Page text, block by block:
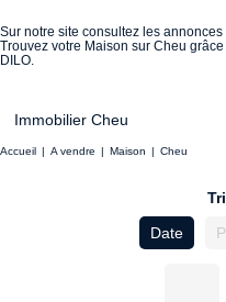
Sur notre site consultez les
Trouvez votre Maison sur Cheu
DILO.
Immobilier Cheu
Accueil A vendre Maison Cheu
Date